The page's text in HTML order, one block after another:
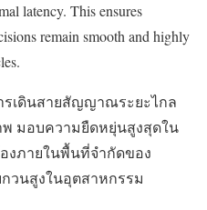
latency. This ensures
remain smooth and highly
รเดินสายสัญญาณระยะไกล
มอบความยืดหยุ่นสูงสุดใน
งภายในพื้นที่จำกัดของ
วนสูงในอุตสาหกรรม